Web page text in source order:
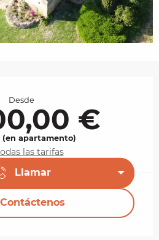
Desde
€
(en apartamento)
las tarifas
Llamar
Contáctenos